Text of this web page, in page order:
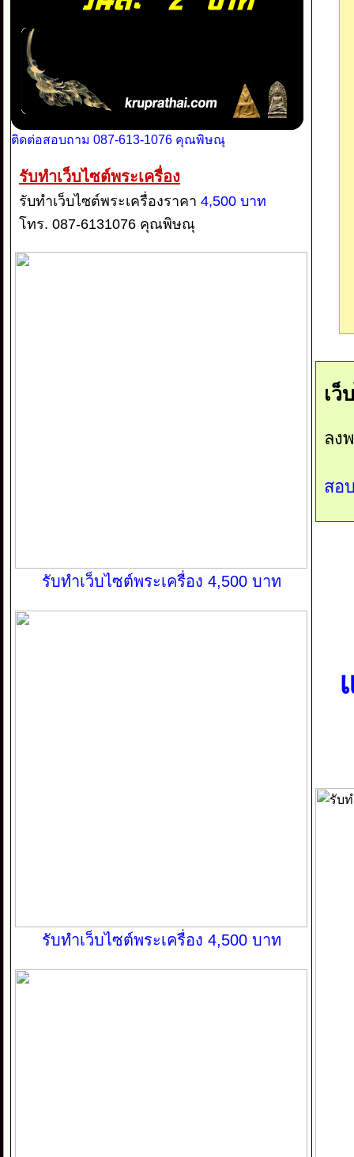
ติดต่อสอบถาม 087-613-1076 คุณพิษณุ
รับทำเว็บไซต์พระเครื่อง
รับทำเว็บไซต์พระเครื่องราคา 4,500 บาท
โทร. 087-6131076 คุณพิษณุ
รับทำเว็บไซต์พระเครื่อง 4,500 บาท
รับทำเว็บไซต์พระเครื่อง 4,500 บาท
เว็
ลง
สอ